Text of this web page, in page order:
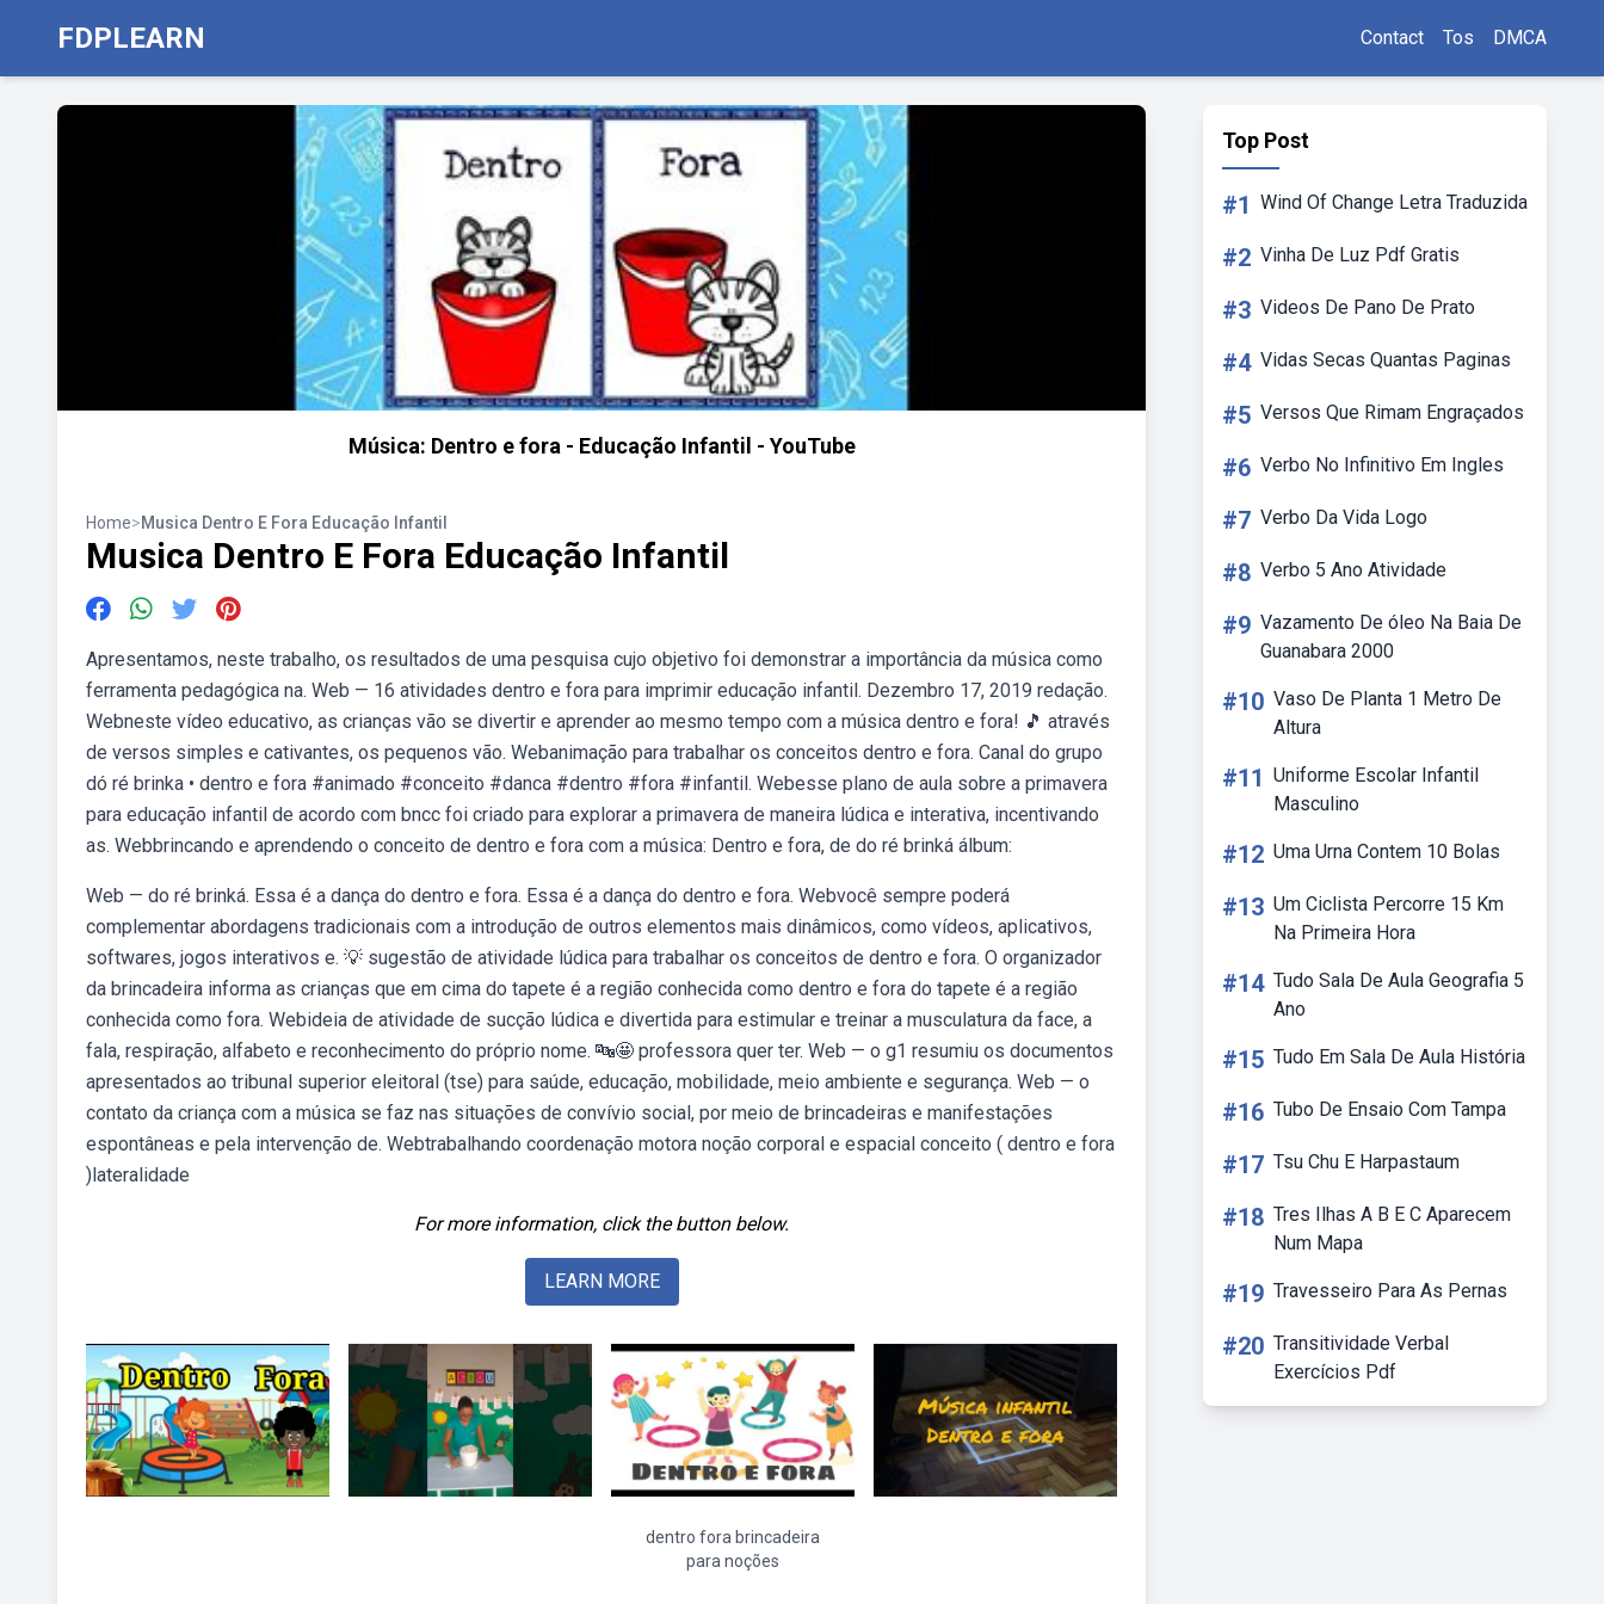
FDPLEARN Contact Tos DMCA
Música: Dentro e fora - Educação Infantil - YouTube
Home>Musica Dentro E Fora Educação Infantil
Musica Dentro E Fora Educação Infantil
Apresentamos, neste trabalho, os resultados de uma pesquisa cujo objetivo foi demonstrar a importância da música como
ferramenta pedagógica na. Web — 16 atividades dentro e fora para imprimir educação infantil. Dezembro 17, 2019 redação.
Webneste vídeo educativo, as crianças vão se divertir e aprender ao mesmo tempo com a música dentro e fora! 🎵 através
de versos simples e cativantes, os pequenos vão. Webanimação para trabalhar os conceitos dentro e fora. Canal do grupo
dó ré brinka • dentro e fora #animado #conceito #danca #dentro #fora #infantil. Webesse plano de aula sobre a primavera
para educação infantil de acordo com bncc foi criado para explorar a primavera de maneira lúdica e interativa, incentivando
as. Webbrincando e aprendendo o conceito de dentro e fora com a música: Dentro e fora, de do ré brinká álbum:
Web — do ré brinká. Essa é a dança do dentro e fora. Essa é a dança do dentro e fora. Webvocê sempre poderá
complementar abordagens tradicionais com a introdução de outros elementos mais dinâmicos, como vídeos, aplicativos,
softwares, jogos interativos e. 💡 sugestão de atividade lúdica para trabalhar os conceitos de dentro e fora. O organizador
da brincadeira informa as crianças que em cima do tapete é a região conhecida como dentro e fora do tapete é a região
conhecida como fora. Webideia de atividade de sucção lúdica e divertida para estimular e treinar a musculatura da face, a
fala, respiração, alfabeto e reconhecimento do próprio nome. 🔤🤩 professora quer ter. Web — o g1 resumiu os documentos
apresentados ao tribunal superior eleitoral (tse) para saúde, educação, mobilidade, meio ambiente e segurança. Web — o
contato da criança com a música se faz nas situações de convívio social, por meio de brincadeiras e manifestações
espontâneas e pela intervenção de. Webtrabalhando coordenação motora noção corporal e espacial conceito ( dentro e fora
)lateralidade
For more information, click the button below.
LEARN MORE
dentro fora brincadeira
para noções
Top Post
#1 Wind Of Change Letra Traduzida
#2 Vinha De Luz Pdf Gratis
#3 Videos De Pano De Prato
#4 Vidas Secas Quantas Paginas
#5 Versos Que Rimam Engraçados
#6 Verbo No Infinitivo Em Ingles
#7 Verbo Da Vida Logo
#8 Verbo 5 Ano Atividade
#9 Vazamento De óleo Na Baia De
Guanabara 2000
#10 Vaso De Planta 1 Metro De
Altura
#11 Uniforme Escolar Infantil
Masculino
#12 Uma Urna Contem 10 Bolas
#13 Um Ciclista Percorre 15 Km
Na Primeira Hora
#14 Tudo Sala De Aula Geografia 5
Ano
#15 Tudo Em Sala De Aula História
#16 Tubo De Ensaio Com Tampa
#17 Tsu Chu E Harpastaum
#18 Tres Ilhas A B E C Aparecem
Num Mapa
#19 Travesseiro Para As Pernas
#20 Transitividade Verbal
Exercícios Pdf